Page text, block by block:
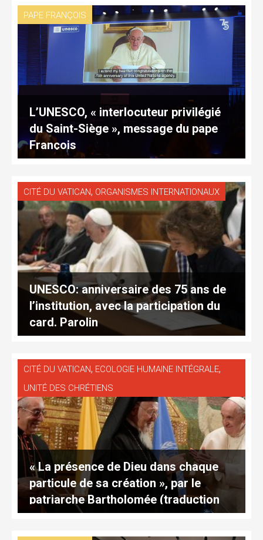
PAPE FRANÇOIS
L’UNESCO, « interlocuteur privilégié
du Saint-Siège », message du pape
François
CITÉ DU VATICAN, ORGANISMES INTERNATIONAUX
UNESCO: anniversaire des 75 ans de
l’institution, avec la participation du
card. Parolin
CITÉ DU VATICAN, ECOLOGIE HUMAINE INTÉGRALE,
UNITÉ DES CHRÉTIENS
« La présence de Dieu dans chaque
particule de sa création », par le
patriarche Bartholomée (traduction
complète)